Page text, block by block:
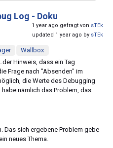
Log - Doku
1 year ago gefragt von sTEk
updated 1 year ago by sTEk
Wallbox
Hinweis, dass ein Tag
Frage nach "Absenden" im
die Werte des Debugging
nämlich das Problem, das...
Das sich ergebene Problem gebe
neues Thema.